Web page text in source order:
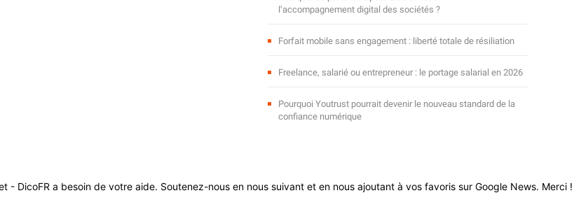
l’accompagnement digital des sociétés ?
Forfait mobile sans engagement : liberté totale de résiliation
Freelance, salarié ou entrepreneur : le portage salarial en 2026
Pourquoi Youtrust pourrait devenir le nouveau standard de la
confiance numérique
DicoFR a besoin de votre aide. Soutenez-nous en nous suivant et en nous ajoutant à vos favoris sur Google News. Merci !